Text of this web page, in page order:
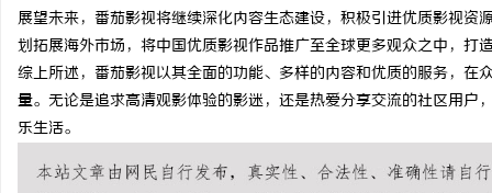
展望未来，番茄影视将继续深化内容生态建设，积极引进优质影视
划拓展海外市场，将中国优质影视作品推广至全球更多观众之中，打
综上所述，番茄影视以其全面的功能、多样的内容和优质的服务，
量。无论是追求高清观影体验的影迷，还是热爱分享交流的社区用
乐生活。
汉配眼镜 上海配眼镜